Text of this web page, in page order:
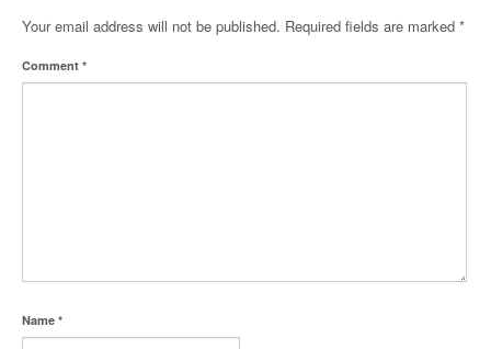
Your email address will not be published. Required fields are marked *
Comment *
Name *